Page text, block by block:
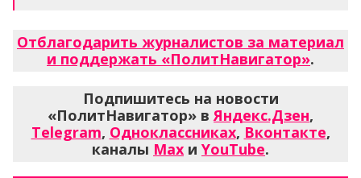
Отблагодарить журналистов за материал
и поддержать «ПолитНавигатор».
Подпишитесь на новости
«ПолитНавигатор» вЯндекс.Дзен,
Telegram, Одноклассниках, Вконтакте,
каналы Max и YouTube.